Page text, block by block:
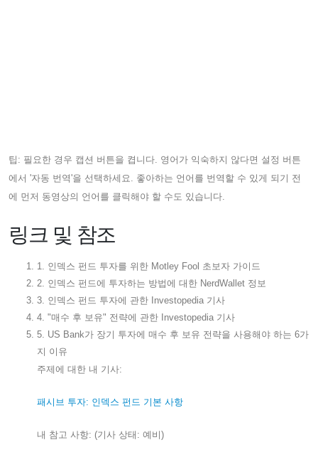
팁: 필요한 경우 캡션 버튼을 켭니다. 영어가 익숙하지 않다면 설정 버튼
에서 '자동 번역'을 선택하세요. 좋아하는 언어를 번역할 수 있게 되기 전
에 먼저 동영상의 언어를 클릭해야 할 수도 있습니다.
링크 및 참조
1. 인덱스 펀드 투자를 위한 Motley Fool 초보자 가이드
2. 인덱스 펀드에 투자하는 방법에 대한 NerdWallet 정보
3. 인덱스 펀드 투자에 관한 Investopedia 기사
4. "매수 후 보유" 전략에 관한 Investopedia 기사
5. US Bank가 장기 투자에 매수 후 보유 전략을 사용해야 하는 6가
지 이유
주제에 대한 내 기사:
패시브 투자: 인덱스 펀드 기본 사항
내 참고 사항: (기사 상태: 예비)